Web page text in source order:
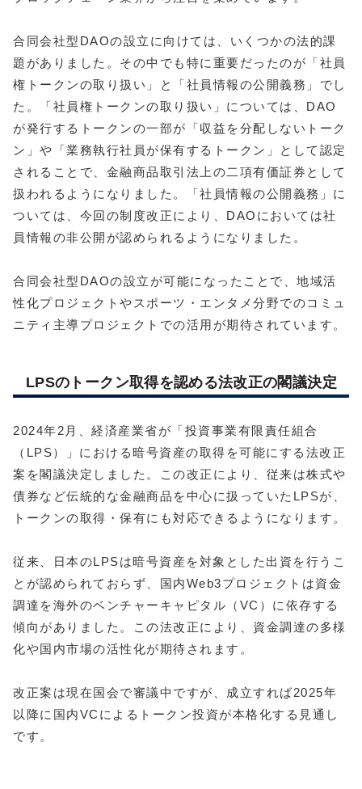
合同会社型DAOの設立に向けては、いくつかの法的課
題がありました。その中でも特に重要だったのが「社員
権トークンの取り扱い」と「社員情報の公開義務」でし
た。「社員権トークンの取り扱い」については、DAO
が発行するトークンの一部が「収益を分配しないトーク
ン」や「業務執行社員が保有するトークン」として認定
されることで、金融商品取引法上の二項有価証券として
扱われるようになりました。「社員情報の公開義務」に
ついては、今回の制度改正により、DAOにおいては社
員情報の非公開が認められるようになりました。
合同会社型DAOの設立が可能になったことで、地域活
性化プロジェクトやスポーツ・エンタメ分野でのコミュ
ニティ主導プロジェクトでの活用が期待されています。
LPSのトークン取得を認める法改正の閣議決定
2024年2月、経済産業省が「投資事業有限責任組合
（LPS）」における暗号資産の取得を可能にする法改正
案を閣議決定しました。この改正により、従来は株式や
債券など伝統的な金融商品を中心に扱っていたLPSが、
トークンの取得・保有にも対応できるようになります。
従来、日本のLPSは暗号資産を対象とした出資を行うこ
とが認められておらず、国内Web3プロジェクトは資金
調達を海外のベンチャーキャピタル（VC）に依存する
傾向がありました。この法改正により、資金調達の多様
化や国内市場の活性化が期待されます。
改正案は現在国会で審議中ですが、成立すれば2025年
以降に国内VCによるトークン投資が本格化する見通し
です。